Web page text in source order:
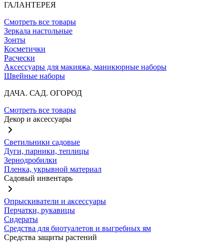
ГАЛАНТЕРЕЯ
Смотреть все товары
Зеркала настольные
Зонты
Косметички
Расчески
Аксессуары для макияжа, маникюрные наборы
Швейные наборы
ДАЧА. САД. ОГОРОД
Смотреть все товары
Декор и аксессуары
Светильники садовые
Дуги, парники, теплицы
Зернодробилки
Пленка, укрывной материал
Садовый инвентарь
Опрыскиватели и аксессуары
Перчатки, рукавицы
Сидераты
Средства для биотуалетов и выгребных ям
Средства защиты растений